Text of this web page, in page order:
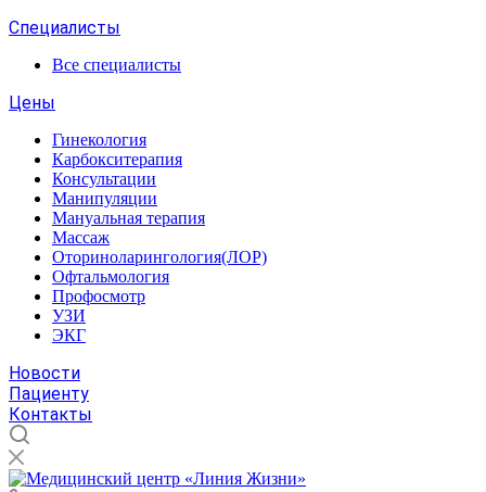
Специалисты
Все специалисты
Цены
Гинекология
Карбокситерапия
Консультации
Манипуляции
Мануальная терапия
Массаж
Оториноларингология(ЛОР)
Офтальмология
Профосмотр
УЗИ
ЭКГ
Новости
Пациенту
Контакты